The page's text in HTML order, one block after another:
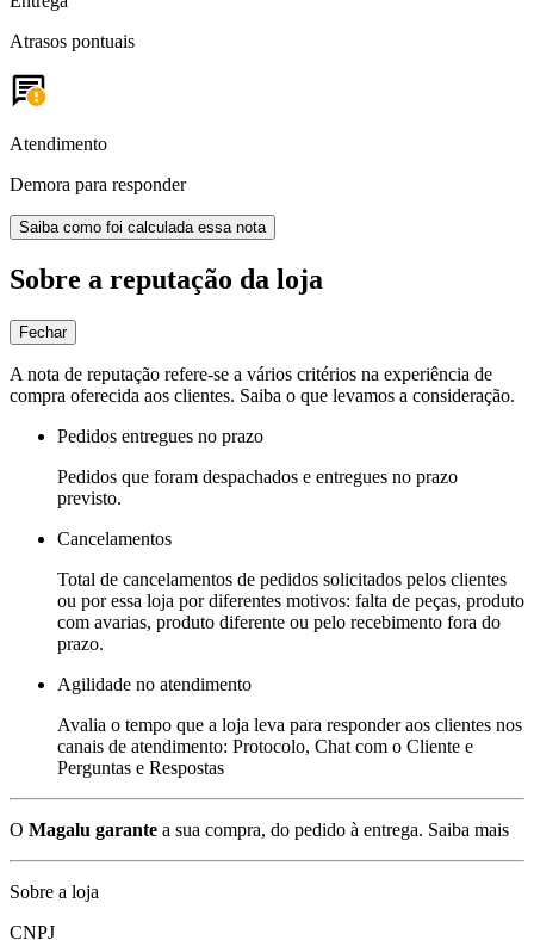
Atrasos pontuais
Atendimento
Demora para responder
Saiba como foi calculada essa nota
Sobre a reputação da loja
Fechar
A nota de reputação refere-se a vários critérios na experiência de
compra oferecida aos clientes. Saiba o que levamos a consideração.
Pedidos entregues no prazo
Pedidos que foram despachados e entregues no prazo
previsto.
Cancelamentos
Total de cancelamentos de pedidos solicitados pelos clientes
ou por essa loja por diferentes motivos: falta de peças, produto
com avarias, produto diferente ou pelo recebimento fora do
prazo.
Agilidade no atendimento
Avalia o tempo que a loja leva para responder aos clientes nos
canais de atendimento: Protocolo, Chat com o Cliente e
Perguntas e Respostas
O Magalu garante a sua compra, do pedido à entrega. Saiba mais
Sobre a loja
CNPJ